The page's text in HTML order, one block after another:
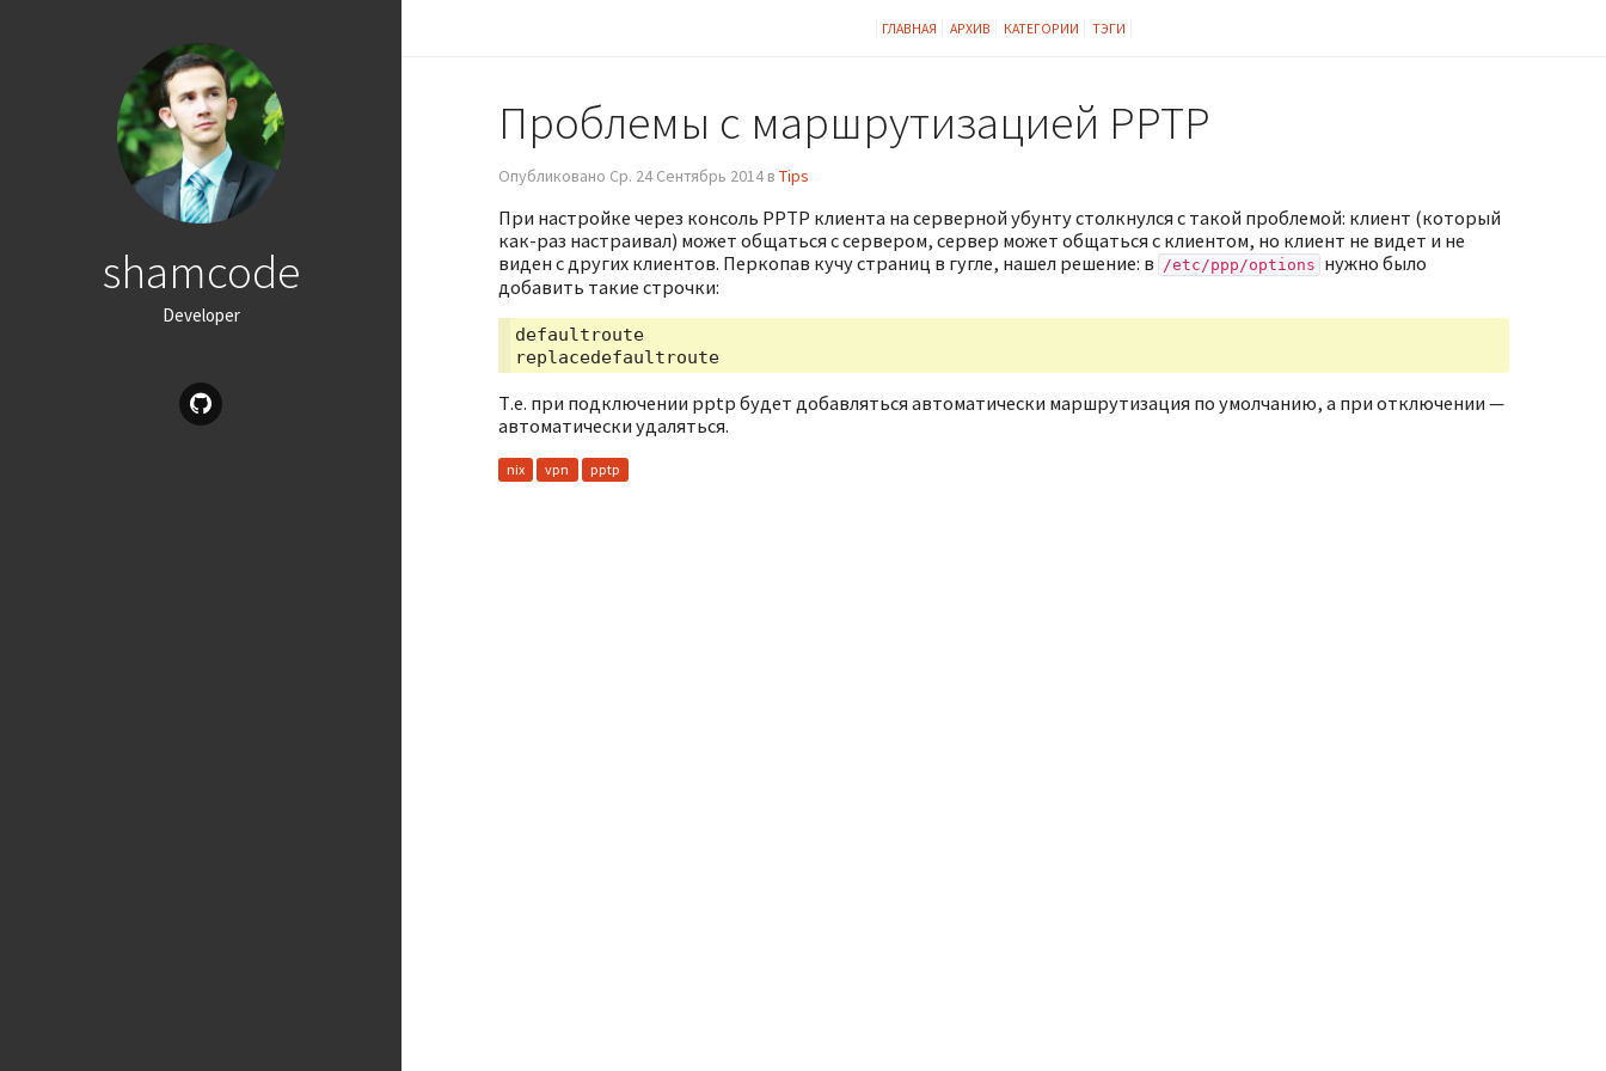
shamcode
Developer
ГЛАВНАЯ АРХИВ КАТЕГОРИИ ТЭГИ
Проблемы с маршрутизацией PPTP
Опубликовано Ср. 24 Сентябрь 2014 в Tips
При настройке через консоль PPTP клиента на серверной убунту столкнулся с такой проблемой: клиент (который
как-раз настраивал) может общаться с сервером, сервер может общаться с клиентом, но клиент не видет и не
виден с других клиентов. Перкопав кучу страниц в гугле, нашел решение: в
/etc/ppp/options нужно было
добавить такие строчки:
defaultroute
replacedefaultroute
Т.е. при подключении pptp будет добавляться автоматически маршрутизация по умолчанию, а при отключении —
автоматически удаляться.
nix vpn pptp